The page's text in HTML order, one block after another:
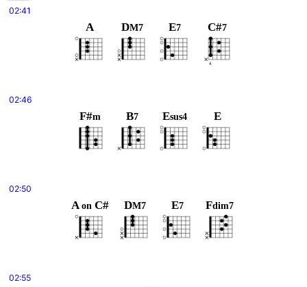
02:41
A DM7 E7 C#7
02:46
F#m B7 Esus4 E
02:50
A on C# DM7 E7 Fdim7
02:55